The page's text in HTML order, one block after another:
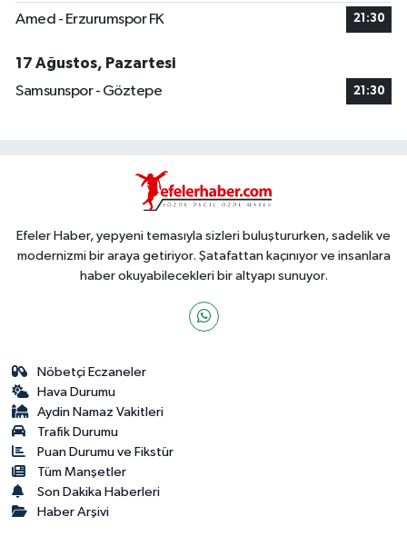
Amed - Erzurumspor FK 21:30
17 Ağustos, Pazartesi
Samsunspor - Göztepe
21:30
Efeler Haber, yepyeni temasıyla sizleri buluştururken, sadelik ve
modernizmi bir araya getiriyor. Şatafattan kaçınıyor ve insanlara
haber okuyabilecekleri bir altyapı sunuyor.
Nöbetçi Eczaneler
Hava Durumu
Aydin Namaz Vakitleri
Trafik Durumu
Puan Durumu ve Fikstür
Tüm Manşetler
Son Dakika Haberleri
Haber Arşivi